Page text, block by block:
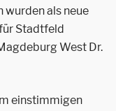
als neue
Stadtfeld
West Dr.
einstimmigen